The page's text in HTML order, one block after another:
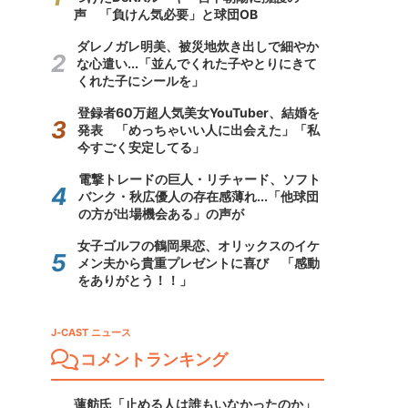
声 「負けん気必要」と球団OB
ダレノガレ明美、被災地炊き出しで細やか
な心遣い...「並んでくれた子やとりにきて
くれた子にシールを」
登録者60万超人気美女YouTuber、結婚を
発表 「めっちゃいい人に出会えた」「私
今すごく安定してる」
電撃トレードの巨人・リチャード、ソフト
バンク・秋広優人の存在感薄れ...「他球団
の方が出場機会ある」の声が
女子ゴルフの鶴岡果恋、オリックスのイケ
メン夫から貴重プレゼントに喜び 「感動
をありがとう！！」
J-CAST ニュース
コメントランキング
蓮舫氏「止める人は誰もいなかったのか」